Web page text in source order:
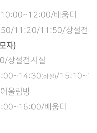
10:00~12:00/배움터
11:20/11:50/상설전시
자)
설전시실
(상설)/
울림방
배움터